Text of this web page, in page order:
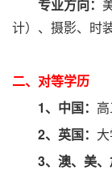
专业方向：
计）、摄影、时
二、对等学历
1、中国：
2、英国：
3、澳、美、